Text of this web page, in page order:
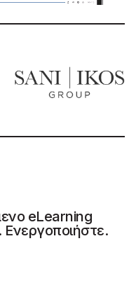
eLearning